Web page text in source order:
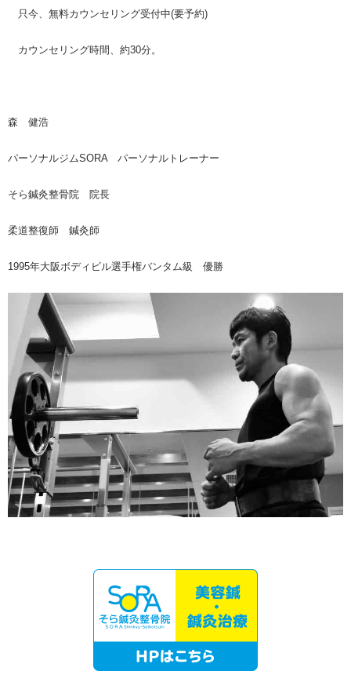
只今、無料カウンセリング受付中(要予約)
カウンセリング時間、約30分。
森 健浩
パーソナルジムSORA パーソナルトレーナー
そら鍼灸整骨院 院長
柔道整復師 鍼灸師
1995年大阪ボディビル選手権バンタム級 優勝